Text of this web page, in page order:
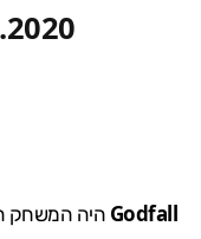
Godfall היה המשחק